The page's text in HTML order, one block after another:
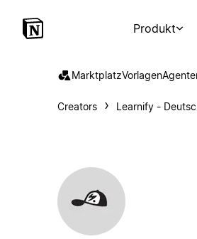
Produkt
MarktplatzVorlagen
Creators Learnify -